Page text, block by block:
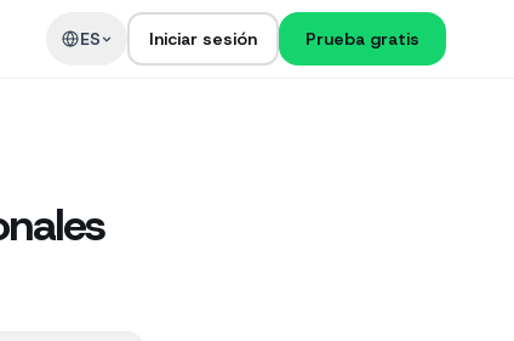
ES Iniciar sesión Prueba gratis